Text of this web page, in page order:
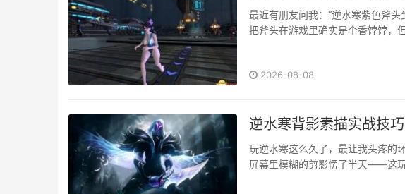
最近有朋友问我：“逆水寒紫色斧
把斧头在游戏里确实是个香饽饽，
2026-08-08
逆水寒背影素描实战技
玩逆水寒这么久了，最让我头疼的
屏幕里模糊的剪影愣了半天——这